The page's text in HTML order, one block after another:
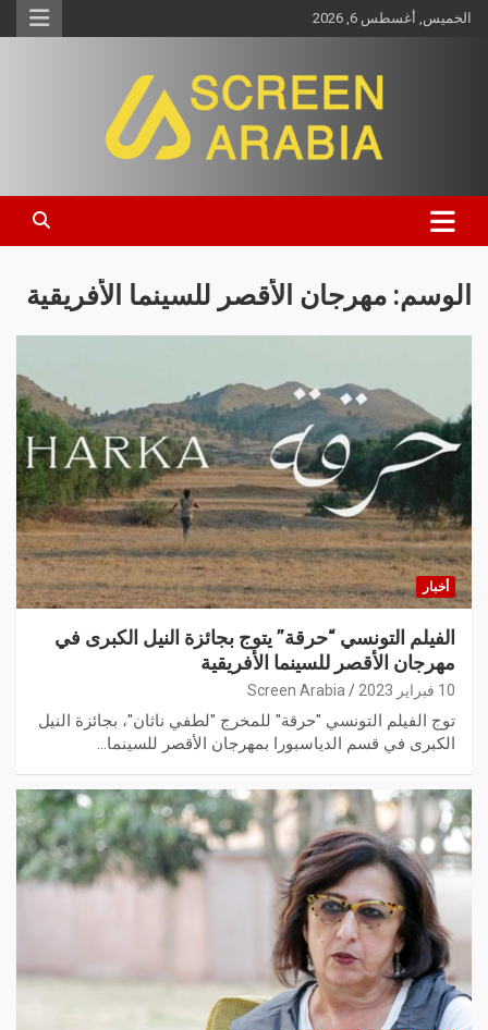
الخميس, أغسطس 6, 2026
Screen Arabia
الوسم: مهرجان الأقصر للسينما الأفريقية
أخبار
الفيلم التونسي “حرقة” يتوج بجائزة النيل الكبرى في
مهرجان الأقصر للسينما الأفريقية
10 فبراير 2023 Screen Arabia
توج الفيلم التونسي "حرقة" للمخرج "لطفي ناثان"، بجائزة النيل
الكبرى في قسم الدياسبورا بمهرجان الأقصر للسينما…